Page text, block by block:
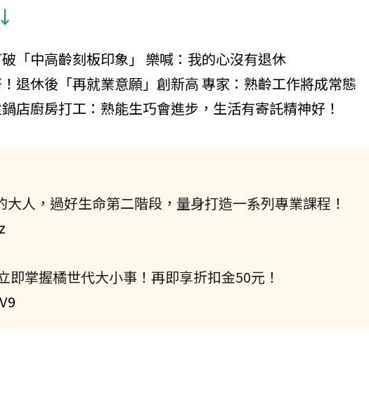
「中高齡刻板印象」 樂喊：我的心沒有退休
退休後「再就業意願」創新高 專家：熟齡工作將成常態
店廚房打工：熟能生巧會進步，生活有寄託精神好！
人，過好生命第二階段，量身打造一系列專業課程！
即掌握橘世代大小事！再即享折扣金50元！